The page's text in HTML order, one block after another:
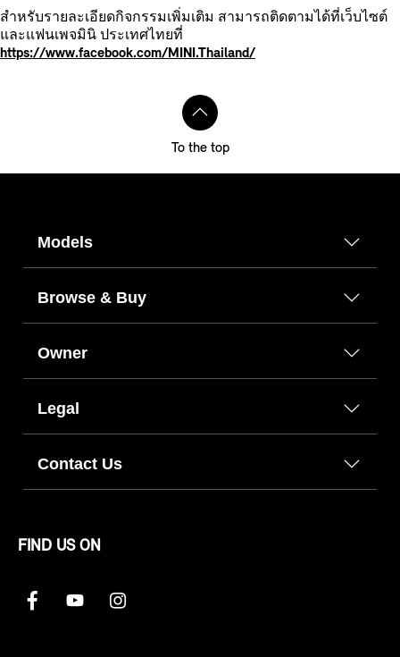
สำหรับรายละเอียดกิจกรรมเพิ่มเติม สามารถติดตามได้ที่เว็บไซต์
และแฟนเพจมินิ ประเทศไทยที่
https://www.facebook.com/MINI.Thailand/
To the top
Models
Browse & Buy
Owner
Legal
Contact Us
FIND US ON